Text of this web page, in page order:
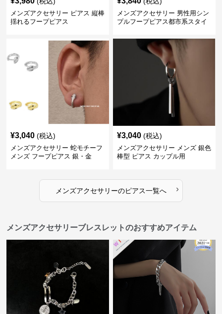
メンズアクセサリー ピアス 縦棒
揺れるフープピアス
メンズアクセサリー 男性用シン
プルフープピアス都市系スタイ
¥3,040 (税込)
メンズアクセサリー 蛇モチーフ
メンズ フープピアス 銀・金
¥3,040 (税込)
メンズアクセサリー メンズ 銀色
棒型 ピアス カップル用
メンズアクセサリーのピアス一覧へ ›
メンズアクセサリーブレスレットのおすすめアイテム